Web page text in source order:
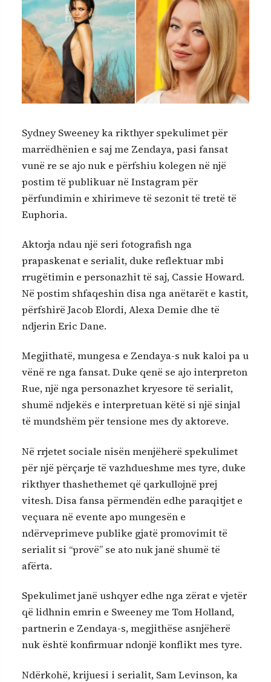
Sydney Sweeney ka rikthyer spekulimet për
marrëdhënien e saj me Zendaya, pasi fansat
vunë re se ajo nuk e përfshiu kolegen në një
postim të publikuar në Instagram për
përfundimin e xhirimeve të sezonit të tretë të
Euphoria.
Aktorja ndau një seri fotografish nga
prapaskenat e serialit, duke reflektuar mbi
rrugëtimin e personazhit të saj, Cassie Howard.
Në postim shfaqeshin disa nga anëtarët e kastit,
përfshirë Jacob Elordi, Alexa Demie dhe të
ndjerin Eric Dane.
Megjithatë, mungesa e Zendaya-s nuk kaloi pa u
vënë re nga fansat. Duke qenë se ajo interpreton
Rue, një nga personazhet kryesore të serialit,
shumë ndjekës e interpretuan këtë si një sinjal
të mundshëm për tensione mes dy aktoreve.
Në rrjetet sociale nisën menjëherë spekulimet
për një përçarje të vazhdueshme mes tyre, duke
rikthyer thashethemet që qarkullojnë prej
vitesh. Disa fansa përmendën edhe paraqitjet e
veçuara në evente apo mungesën e
ndërveprimeve publike gjatë promovimit të
serialit si “provë” se ato nuk janë shumë të
afërta.
Spekulimet janë ushqyer edhe nga zërat e vjetër
që lidhnin emrin e Sweeney me Tom Holland,
partnerin e Zendaya-s, megjithëse asnjëherë
nuk është konfirmuar ndonjë konflikt mes tyre.
Ndërkohë, krijuesi i serialit, Sam Levinson, ka